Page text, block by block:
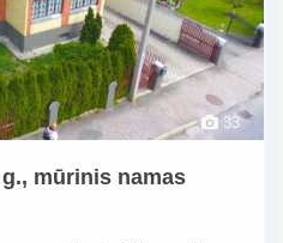
33
mūrinis namas